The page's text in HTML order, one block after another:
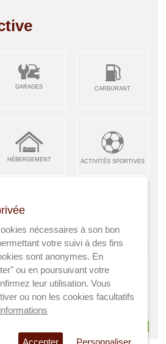
GARAGES CARBURANT
HÉBERGEMENT ACTIVITÉS SPORTIVES
RESTAURANTS CAFÉS ENFANCE JEUNESSE
SANTÉ AGRICULTEURS
nécessaires à son bon
votre suivi à des fins
sont anonymes. En
ou en poursuivant votre
leur utilisation. Vous
ou non les cookies facultatifs
Accepter Personnaliser